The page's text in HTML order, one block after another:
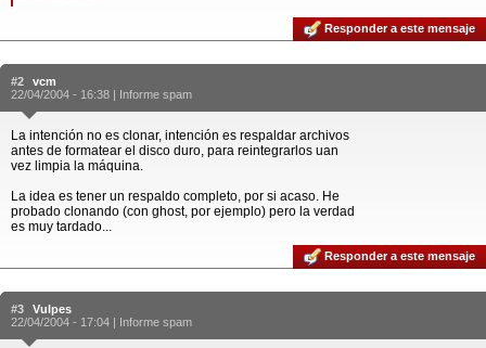
Responder a este mensaje
#2
vcm
22/04/2004 - 16:38 | Informe spam
La intención no es clonar, intención es respaldar archivos
antes de formatear el disco duro, para reintegrarlos uan
vez limpia la máquina.
La idea es tener un respaldo completo, por si acaso. He
probado clonando (con ghost, por ejemplo) pero la verdad
es muy tardado...
Responder a este mensaje
#3
Vulpes
22/04/2004 - 17:04 | Informe spam